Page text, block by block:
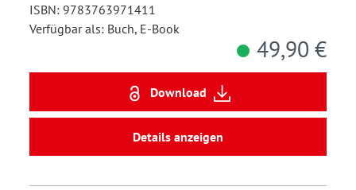
ISBN: 9783763971411
Verfügbar als: Buch, E-Book
49,90 €
Download
Details anzeigen